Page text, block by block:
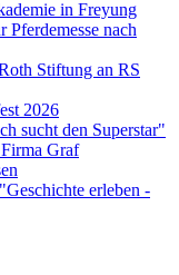
in Freyung
nach
Stiftung an RS
2026
sucht den Superstar"
Graf
erleben -